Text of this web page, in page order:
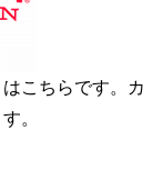
こちらです。カ
。